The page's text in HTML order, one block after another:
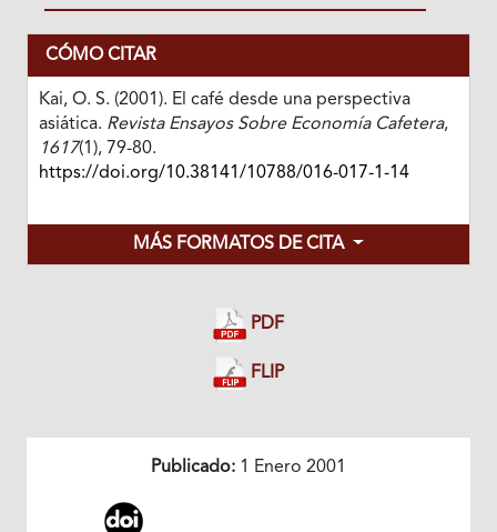
CÓMO CITAR
Kai, O. S. (2001). El café desde una perspectiva
asiática. Revista Ensayos Sobre Economía Cafetera,
1617(1), 79-80.
https://doi.org/10.38141/10788/016-017-1-14
MÁS FORMATOS DE CITA
PDF
FLIP
Publicado: 1 Enero 2001